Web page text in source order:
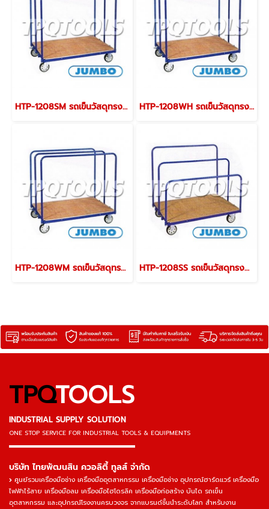
HTP-1208SM รถเข็นวัสดุทรงยาวและเป็นแผ่น แบบใช้ขนวัสดุแผ่น ราวกั้นปรับได้ พื้นเหล็กลาย ราวกั้นสูง 800 มม. JUMBO HTP-1208WH รถเข็นวัสดุทรงยาวและเป็นแผ่น แบบใช้ขนวัสดุแผ่น ราวกั้นปรับได้ พื้นไม้ ราวกั้นสูง 1000 มม. JUMBO
HTP-1208WM รถเข็นวัสดุทรงยาวและเป็นแผ่น แบบใช้ขนวัสดุแผ่น ราวกั้นปรับได้ พื้นไม้ ราวกั้นสูง 800 มม. JUMBO HTP-1208SS รถเข็นวัสดุทรงยาวและเป็นแผ่น แบบใช้ขนวัสดุแผ่น ราวกั้นปรับได้ พื้นเหล็กลาย ราวกั้นสูง 600-800-1000 มม. JUMBO
TPQTOOLS
INDUSTRIAL SUPPLY SOLUTION
ONE STOP SERVICE FOR INDUSTRIAL TOOLS & EQUIPMENTS
▬▬▬▬▬▬▬▬▬▬▬▬▬▬▬
บริษัท ไทยพัฒนสิน ควอลิตี้ ทูลส์ จำกัด
ศูนย์รวมเครื่องมือช่าง เครื่องมืออุตสาหกรรม เครื่องมือช่าง อุปกรณ์ฮาร์ดแวร์ เครื่องมือ
ไฟฟ้าไร้สาย เครื่องมือลม เครื่องมือไฮโดรลิค เครื่องมือก่อสร้าง บันได รถเข็น
อุตสาหกรรม และอุปกรณ์โรงงานครบวงจร จากแบรนด์ชั้นนำระดับโลก สำหรับงาน